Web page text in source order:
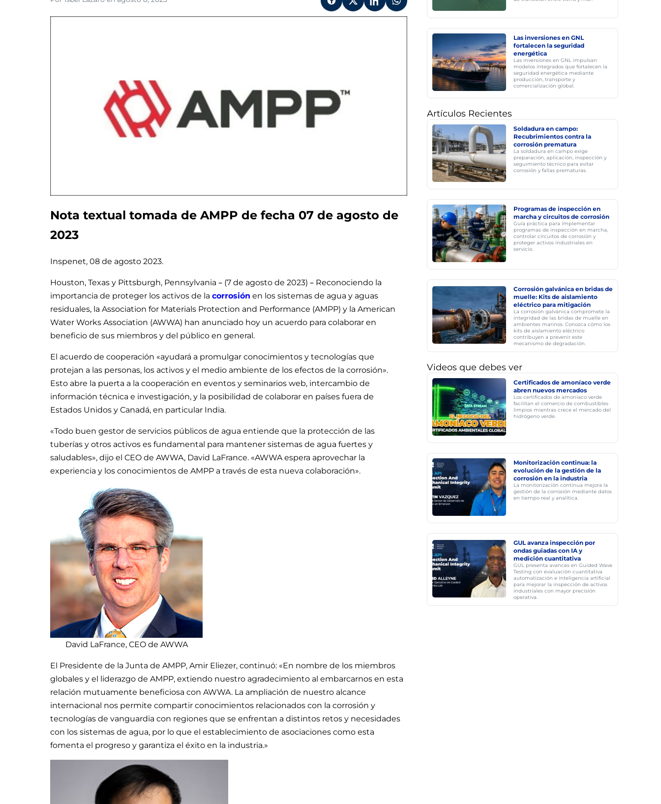
Nota textual tomada de AMPP de fecha 07 de agosto de
2023
Inspenet, 08 de agosto 2023.
Houston, Texas y Pittsburgh, Pennsylvania – (7 de agosto de 2023) – Reconociendo la
importancia de proteger los activos de la corrosión en los sistemas de agua y aguas
residuales, la Association for Materials Protection and Performance (AMPP) y la American
Water Works Association (AWWA) han anunciado hoy un acuerdo para colaborar en
beneficio de sus miembros y del público en general.
El acuerdo de cooperación «ayudará a promulgar conocimientos y tecnologías que
protejan a las personas, los activos y el medio ambiente de los efectos de la corrosión».
Esto abre la puerta a la cooperación en eventos y seminarios web, intercambio de
información técnica e investigación, y la posibilidad de colaborar en países fuera de
Estados Unidos y Canadá, en particular India.
«Todo buen gestor de servicios públicos de agua entiende que la protección de las
tuberías y otros activos es fundamental para mantener sistemas de agua fuertes y
saludables», dijo el CEO de AWWA, David LaFrance. «AWWA espera aprovechar la
experiencia y los conocimientos de AMPP a través de esta nueva colaboración».
David LaFrance, CEO de AWWA
El Presidente de la Junta de AMPP, Amir Eliezer, continuó: «En nombre de los miembros
globales y el liderazgo de AMPP, extiendo nuestro agradecimiento al embarcarnos en esta
relación mutuamente beneficiosa con AWWA. La ampliación de nuestro alcance
internacional nos permite compartir conocimientos relacionados con la corrosión y
tecnologías de vanguardia con regiones que se enfrentan a distintos retos y necesidades
con los sistemas de agua, por lo que el establecimiento de asociaciones como esta
fomenta el progreso y garantiza el éxito en la industria.»
Las inversiones en GNL
fortalecen la seguridad
energética
Las inversiones en GNL impulsan
modelos integrados que fortalecen la
seguridad energética mediante
producción, transporte y
comercialización global.
Artículos Recientes
Soldadura en campo:
Recubrimientos contra la
corrosión prematura
La soldadura en campo exige
preparación, aplicación, inspección y
seguimiento técnico para evitar
corrosión y fallas prematuras.
Programas de inspección en
marcha y circuitos de corrosión
Guía práctica para implementar
programas de inspección en marcha,
controlar circuitos de corrosión y
proteger activos industriales en
servicio.
Corrosión galvánica en bridas de
muelle: Kits de aislamiento
eléctrico para mitigación
La corrosión galvánica compromete la
integridad de las bridas de muelle en
ambientes marinos. Conozca cómo los
kits de aislamiento eléctrico
contribuyen a prevenir este
mecanismo de degradación.
Videos que debes ver
Certificados de amoníaco verde
abren nuevos mercados
Los certificados de amoníaco verde
facilitan el comercio de combustibles
limpios mientras crece el mercado del
hidrógeno verde.
Monitorización continua: la
evolución de la gestión de la
corrosión en la industria
La monitorización continua mejora la
gestión de la corrosión mediante datos
en tiempo real y analítica.
GUL avanza inspección por
ondas guiadas con IA y
medición cuantitativa
GUL presenta avances en Guided Wave
Testing con evaluación cuantitativa
automatización e inteligencia artificial
para mejorar la inspección de activos
industriales con mayor precisión
operativa.